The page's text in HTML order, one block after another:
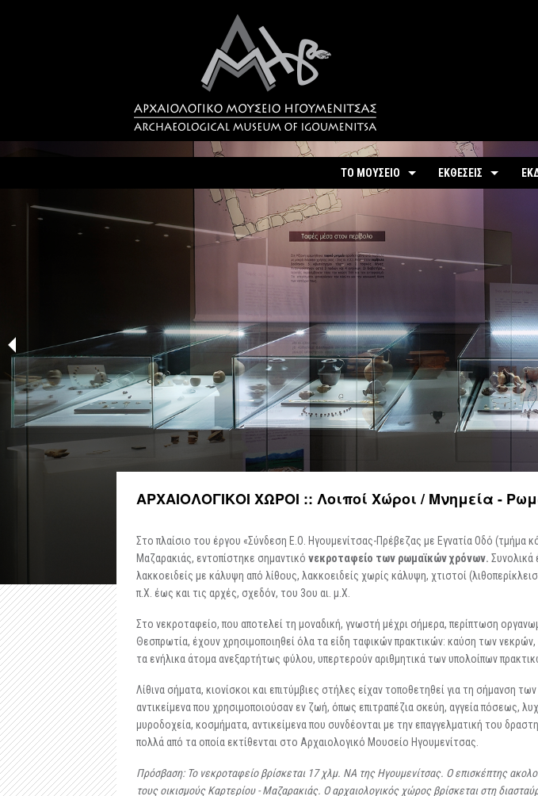
ΤΟ ΜΟΥΣΕΙΟ
Ταυτότητα / Ιστορία
Σύντομη περιήγηση
Δραστηριότητες
ΕΚΘΕΣΕΙΣ
Αίθουσες / Ενότητες
- Βίντεο - Εικονική
Εκθέματα /
- Έκθεμα του Μήνα
Περιοδικές /
Περιοδεύουσες
Συμμετοχές
ΑΡΧΑΙΟΛΟΓΙΚΟΙ ΧΩΡΟΙ :: Λοιποί Xώροι / Μνημεία -
Στο πλαίσιο του έργου «Σύνδεση Ε.Ο. Ηγουμενίτσας-Πρέβεζας με Εγνατία Οδό
Μαζαρακιάς, εντοπίστηκε σημαντικό νεκροταφείο των ρωμαϊκών χρόνων. Συνολικά
λακκοειδείς με κάλυψη από λίθους, λακκοειδείς χωρίς κάλυψη, χτιστοί
π.Χ. έως και τις αρχές, σχεδόν, του 3ου αι. μ.Χ.
Στο νεκροταφείο, που αποτελεί τη μοναδική, γνωστή μέχρι σήμερα, περίπτωση
Θεσπρωτία, έχουν χρησιμοποιηθεί όλα τα είδη ταφικών πρακτικών: καύση των
τα ενήλικα άτομα ανεξαρτήτως φύλου, υπερτερούν αριθμητικά των υπολοίπων
Λίθινα σήματα, κιονίσκοι και επιτύμβιες στήλες είχαν τοποθετηθεί για τη σήμανση
αντικείμενα που χρησιμοποιούσαν εν ζωή, όπως επιτραπέζια σκεύη, αγγεία πόσεως,
μυροδοχεία, κοσμήματα, αντικείμενα που συνδέονται με την επαγγελματική του
πολλά από τα οποία εκτίθενται στο Αρχαιολογικό Μουσείο Ηγουμενίτσας.
Πρόσβαση: Το νεκροταφείο βρίσκεται 17 χλμ. ΝΑ της Ηγουμενίτσας. Ο επισκέπτης
τους οικισμούς Καρτερίου - Μαζαρακιάς. Ο αρχαιολογικός χώρος βρίσκεται στη